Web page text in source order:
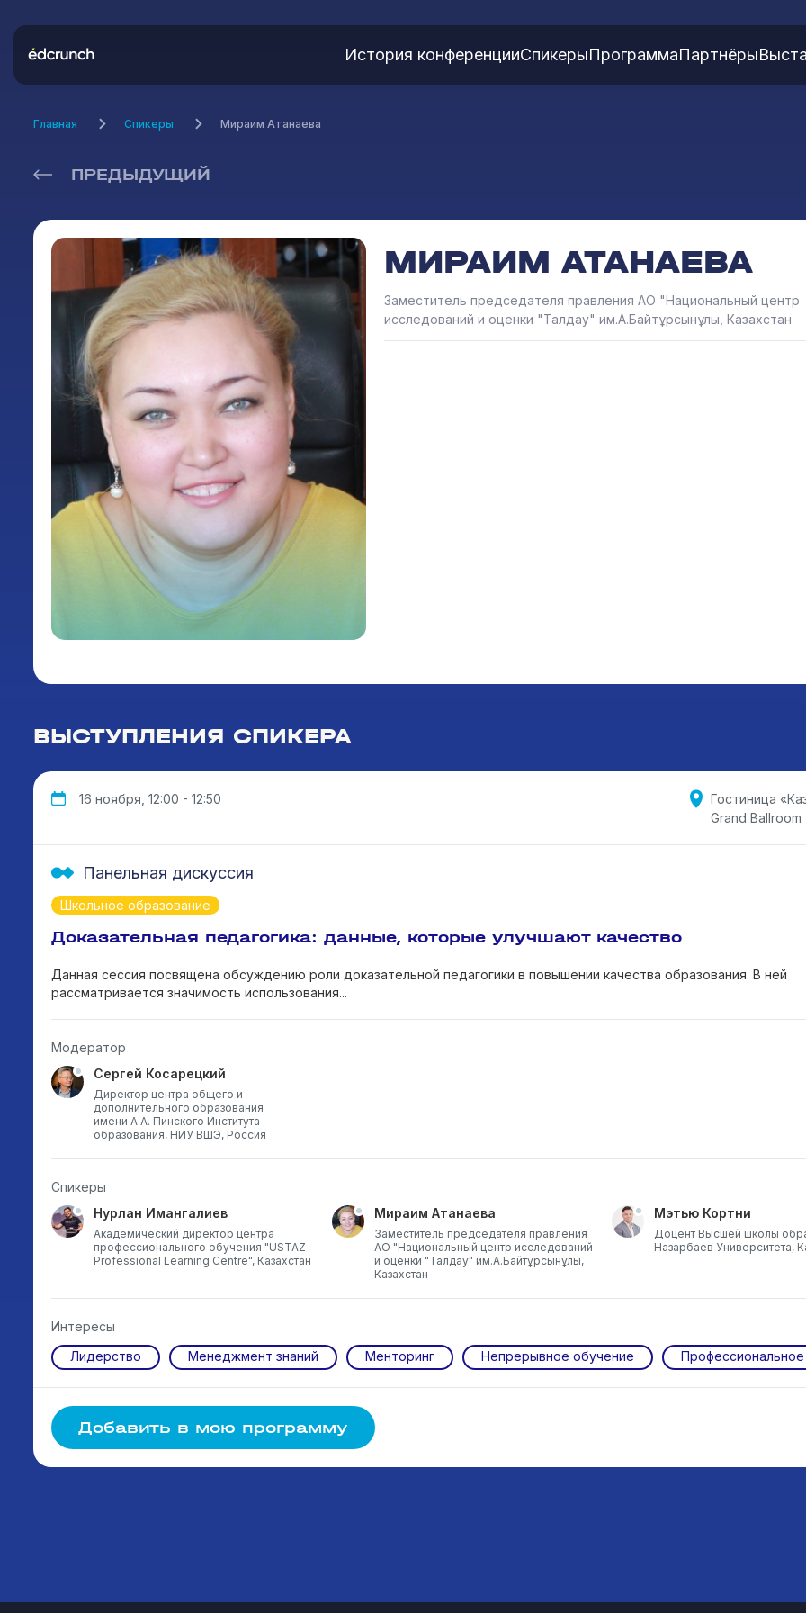
История конференцииСпикерыПрограммаПартнёры
Главная Спикеры Мираим Атанаева
ПРЕДЫДУЩИЙ
МИРАИМ АТАНАЕВА
Заместитель председателя правления АО "Национальный центр
исследований и оценки "Талдау" им.А.Байтұрсынұлы, Казахстан
ВЫСТУПЛЕНИЯ СПИКЕРА
16 ноября, 12:00 - 12:50
Гостиница
Grand Ballroom
Школьное образование
Панельная дискуссия
Доказательная педагогика: данные, которые улучшают качество
Данная сессия посвящена обсуждению роли доказательной педагогики в повышении качества образования. В ней
рассматривается значимость использования...
Модератор
Сергей Косарецкий
Директор центра общего и
дополнительного образования
имени А.А. Пинского Института
образования, НИУ ВШЭ, Россия
Спикеры
Нурлан Имангалиев
Академический директор центра
профессионального обучения "USTAZ
Professional Learning Centre", Казахстан
Мираим Атанаева
Заместитель председателя правления
АО "Национальный центр исследований
и оценки "Талдау" им.А.Байтұрсынұлы,
Казахстан
Мэтью Кортни
Доцент Высшей школы
Назарбаев Университета,
Интересы
Лидерство
Менеджмент знаний Менторинг Непрерывное обучение Профессиональное
Добавить в мою программу